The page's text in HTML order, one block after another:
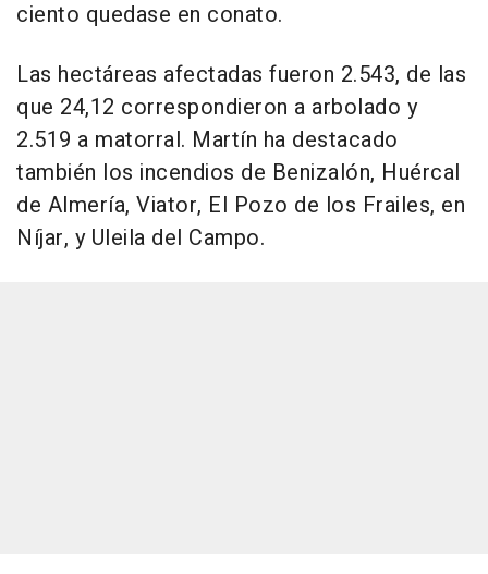
ciento quedase en conato.
Las hectáreas afectadas fueron 2.543, de las
que 24,12 correspondieron a arbolado y
2.519 a matorral. Martín ha destacado
también los incendios de Benizalón, Huércal
de Almería, Viator, El Pozo de los Frailes, en
Níjar, y Uleila del Campo.